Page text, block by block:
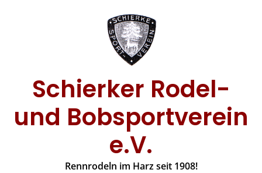
Schierker Rodel-
und Bobsportverein
e.V.
Rennrodeln im Harz seit 1908!